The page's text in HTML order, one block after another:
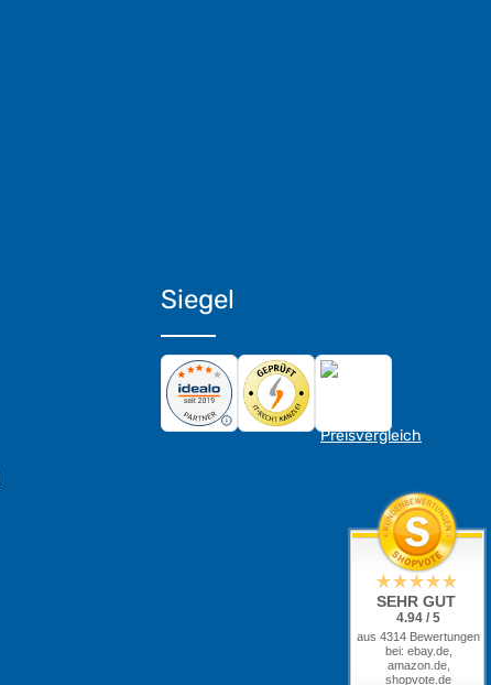
Siegel
SEHR GUT
4.94 / 5
aus 4314 Bewertungen
bei: ebay.de,
amazon.de,
shopvote.de